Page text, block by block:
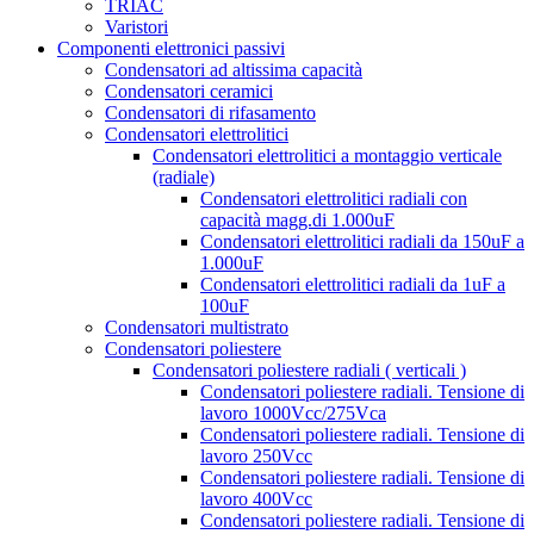
TRIAC
Varistori
Componenti elettronici passivi
Condensatori ad altissima capacità
Condensatori ceramici
Condensatori di rifasamento
Condensatori elettrolitici
Condensatori elettrolitici a montaggio verticale
(radiale)
Condensatori elettrolitici radiali con
capacità magg.di 1.000uF
Condensatori elettrolitici radiali da 150uF a
1.000uF
Condensatori elettrolitici radiali da 1uF a
100uF
Condensatori multistrato
Condensatori poliestere
Condensatori poliestere radiali ( verticali )
Condensatori poliestere radiali. Tensione di
lavoro 1000Vcc/275Vca
Condensatori poliestere radiali. Tensione di
lavoro 250Vcc
Condensatori poliestere radiali. Tensione di
lavoro 400Vcc
Condensatori poliestere radiali. Tensione di